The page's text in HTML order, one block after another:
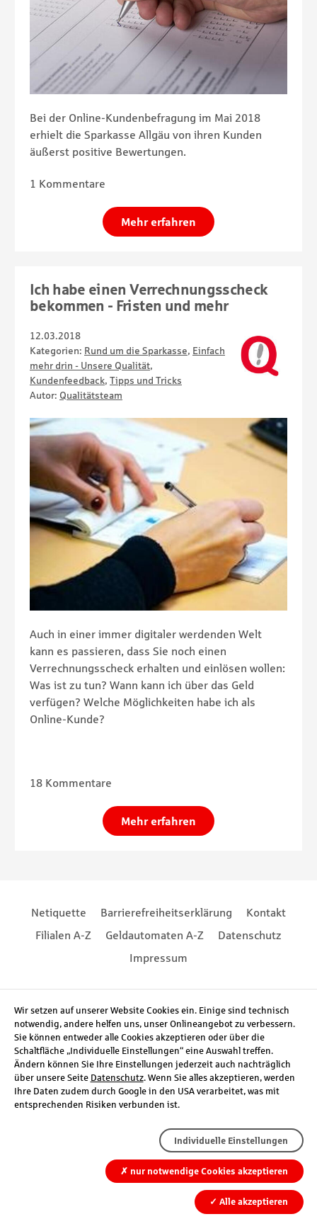
Bei der Online-Kundenbefragung im Mai 2018
erhielt die Sparkasse Allgäu von ihren Kunden
äußerst positive Bewertungen.
1 Kommentare
Mehr erfahren
Ich habe einen Verrechnungsscheck
bekommen - Fristen und mehr
12.03.2018
Kategorien: Rund um die Sparkasse, Einfach
mehr drin - Unsere Qualität,
Kundenfeedback, Tipps und Tricks
Autor: Qualitätsteam
Auch in einer immer digitaler werdenden Welt
kann es passieren, dass Sie noch einen
Verrechnungsscheck erhalten und einlösen wollen:
Was ist zu tun? Wann kann ich über das Geld
verfügen? Welche Möglichkeiten habe ich als
Online-Kunde?
18 Kommentare
Mehr erfahren
Footernavigation
Netiquette Barrierefreiheitserklärung
Kontakt
Filialen A-Z
Geldautomaten A-Z
Datenschutz
Impressum
Wir setzen auf unserer Website Cookies ein. Einige sind technisch
notwendig, andere helfen uns, unser Onlineangebot zu verbessern.
Sie können entweder alle Cookies akzeptieren oder über die
Schaltfläche „Individuelle Einstellungen“ eine Auswahl treffen.
Ändern können Sie Ihre Einstellungen jederzeit auch nachträglich
über unsere Seite Datenschutz. Wenn Sie alles akzeptieren, werden
Ihre Daten zudem durch Google in den USA verarbeitet, was mit
entsprechenden Risiken verbunden ist.
✓ Alle akzeptieren
Individuelle Einstellungen
✗ nur notwendige Cookies akzeptieren